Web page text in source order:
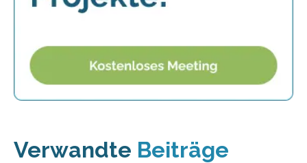
Verwandte Beiträge